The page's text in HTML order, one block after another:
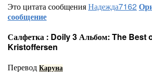
Это цитата сообщенияНадежда7162
сообщение
Салфетка : Doily 3 Альбом: The Best
Kristoffersen
Перевод Каруна